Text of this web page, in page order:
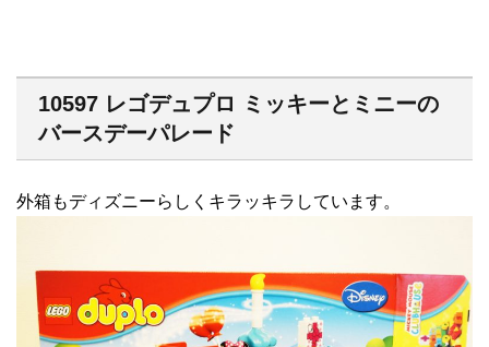
10597 レゴデュプロ ミッキーとミニーの
バースデーパレード
外箱もディズニーらしくキラッキラしています。